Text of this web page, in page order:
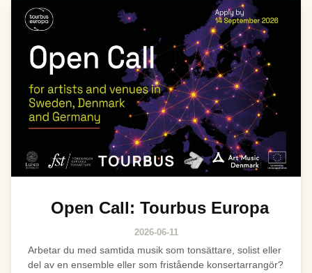
Open Call: Tourbus Europa
2026-06-11
Arbetar du med samtida musik som tonsättare, solist eller
del av en ensemble eller som fristående konsertarrangör?